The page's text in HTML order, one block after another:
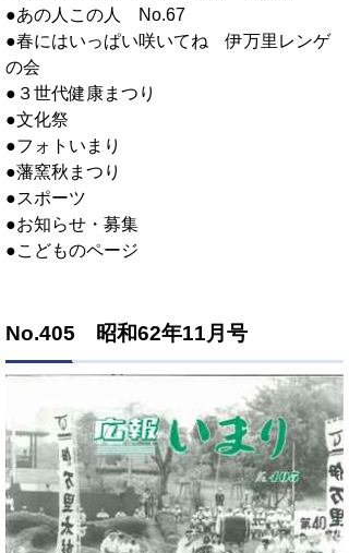
●あの人この人 No.67
●春にはいっぱい咲いてね 伊万里レンゲ
の会
●３世代健康まつり
●文化祭
●フォトいまり
●藩窯秋まつり
●スポーツ
●お知らせ・募集
●こどものページ
No.405 昭和62年11月号